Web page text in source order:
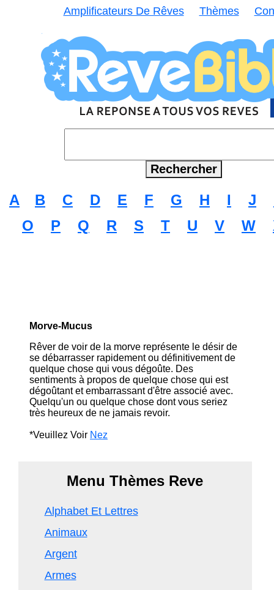
Amplificateurs De Rêves Thèmes
A B C D E F G H I J
O
P Q R S T U V W
Morve-Mucus
Rêver de voir de la morve représente le désir de
se débarrasser rapidement ou définitivement de
quelque chose qui vous dégoûte. Des
sentiments à propos de quelque chose qui est
dégoûtant et embarrassant d'être associé avec.
Quelqu'un ou quelque chose dont vous seriez
très heureux de ne jamais revoir.
*Veuillez Voir Nez
Menu Thèmes Reve
Alphabet Et Lettres
Animaux
Argent
Armes